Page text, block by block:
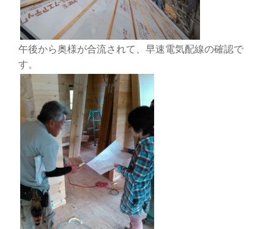
午後から奥様が合流されて、早速電気配線の確認で
す。